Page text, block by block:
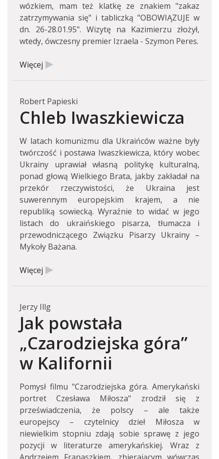
wózkiem, mam też klatkę ze znakiem "zakaz
zatrzymywania się" i tabliczką "OBOWIĄZUJE w
dn. 26-28.01.95". Wizytę na Kazimierzu złożył,
wtedy, ówczesny premier Izraela - Szymon Peres.
Więcej
Robert Papieski
Chleb Iwaszkiewicza
W latach komunizmu dla Ukraińców ważne były
twórczość i postawa Iwaszkiewicza, który wobec
Ukrainy uprawiał własną politykę kulturalną,
ponad głową Wielkiego Brata, jakby zakładał na
przekór rzeczywistości, że Ukraina jest
suwerennym europejskim krajem, a nie
republiką sowiecką. Wyraźnie to widać w jego
listach do ukraińskiego pisarza, tłumacza i
przewodniczącego Związku Pisarzy Ukrainy –
Mykoły Bażana.
Więcej
Jerzy Illg
Jak powstała
„Czarodziejska góra”
w Kalifornii
Pomysł filmu "Czarodziejska góra. Amerykański
portret Czesława Miłosza" zrodził się z
przeświadczenia, że polscy – ale także
europejscy – czytelnicy dzieł Miłosza w
niewielkim stopniu zdają sobie sprawę z jego
pozycji w literaturze amerykańskiej. Wraz z